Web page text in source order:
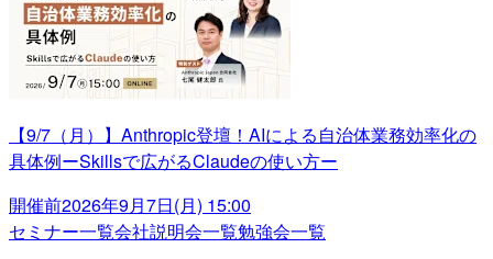
【9/7（月）】Anthropic登壇！AIによる自治体業務効率化の
具体例ーSkillsで広がるClaudeの使い方ー
開催前2026年9月7日(月) 15:00
セミナー一覧会社説明会一覧勉強会一覧